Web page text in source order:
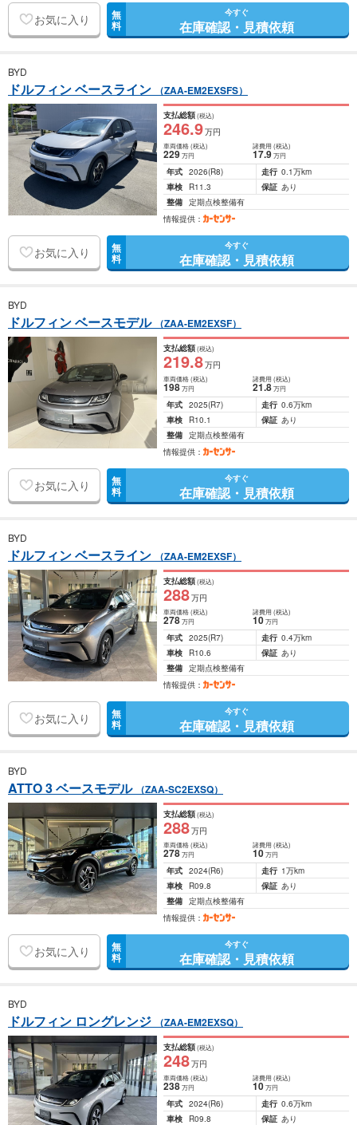
お気に入り 無
料
今すぐ
在庫確認・見積依頼
BYD
ドルフィン ベースライン （ZAA-EM2EXSFS）
支払総額(税込)
246.9万円
車両価格(税込)
229万円
諸費用 (税込)
17.9 万円
年式 2026(R8) 走行 0.1万km
車検
R11.3 保証 あり
整備 定期点検整備有
情報提供：
お気に入り 無
料
今すぐ
在庫確認・見積依頼
BYD
ドルフィン ベースモデル （ZAA-EM2EXSF）
支払総額(税込)
219.8万円
車両価格(税込)
198万円
諸費用 (税込)
21.8 万円
年式 2025(R7) 走行 0.6万km
車検
R10.1 保証 あり
整備 定期点検整備有
情報提供：
お気に入り 無
料
今すぐ
在庫確認・見積依頼
BYD
ドルフィン ベースライン （ZAA-EM2EXSF）
支払総額(税込)
288万円
車両価格(税込)
278万円
諸費用 (税込)
10 万円
年式 2025(R7) 走行 0.4万km
車検
R10.6 保証 あり
整備 定期点検整備有
情報提供：
お気に入り 無
料
今すぐ
在庫確認・見積依頼
BYD
ATTO 3 ベースモデル （ZAA-SC2EXSQ）
支払総額(税込)
288万円
車両価格(税込)
278万円
諸費用 (税込)
10 万円
年式 2024(R6) 走行 1万km
車検
R09.8 保証 あり
整備 定期点検整備有
情報提供：
お気に入り 無
料
今すぐ
在庫確認・見積依頼
BYD
ドルフィン ロングレンジ （ZAA-EM2EXSQ）
支払総額(税込)
248万円
車両価格(税込)
238万円
諸費用 (税込)
10 万円
年式 2024(R6) 走行 0.6万km
車検
R09.8 保証 あり